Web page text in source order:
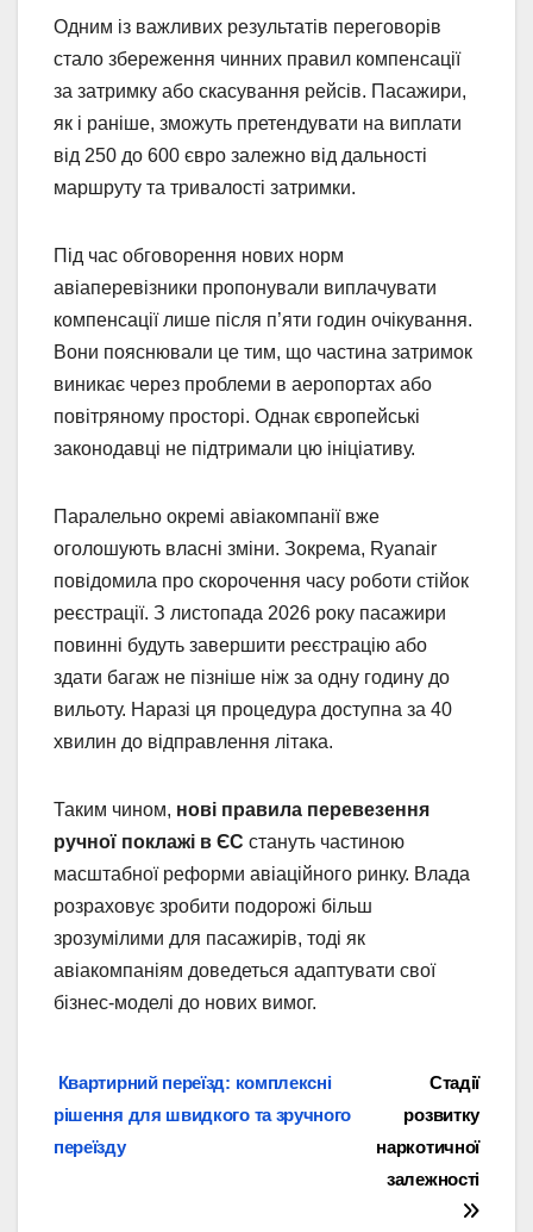
Одним із важливих результатів переговорів
стало збереження чинних правил компенсації
за затримку або скасування рейсів. Пасажири,
як і раніше, зможуть претендувати на виплати
від 250 до 600 євро залежно від дальності
маршруту та тривалості затримки.
Під час обговорення нових норм
авіаперевізники пропонували виплачувати
компенсації лише після п’яти годин очікування.
Вони пояснювали це тим, що частина затримок
виникає через проблеми в аеропортах або
повітряному просторі. Однак європейські
законодавці не підтримали цю ініціативу.
Паралельно окремі авіакомпанії вже
оголошують власні зміни. Зокрема, Ryanair
повідомила про скорочення часу роботи стійок
реєстрації. З листопада 2026 року пасажири
повинні будуть завершити реєстрацію або
здати багаж не пізніше ніж за одну годину до
вильоту. Наразі ця процедура доступна за 40
хвилин до відправлення літака.
Таким чином, нові правила перевезення
ручної поклажі в ЄС стануть частиною
масштабної реформи авіаційного ринку. Влада
розраховує зробити подорожі більш
зрозумілими для пасажирів, тоді як
авіакомпаніям доведеться адаптувати свої
бізнес-моделі до нових вимог.
Навігація
записів
Стадії
розвитку
наркотичної
залежності
Квартирний переїзд: комплексні
рішення для швидкого та зручного
переїзду